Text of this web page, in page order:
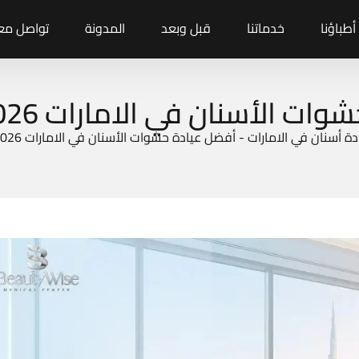
أطباؤنا خدماتنا قبل وبعد المدونة تواصل
في الامارات 2026 | بيوتي وايز
أسنان في الامارات-أفضل عيادة حشوات الأسنان في الامارات 2026 | بيوتي وايز